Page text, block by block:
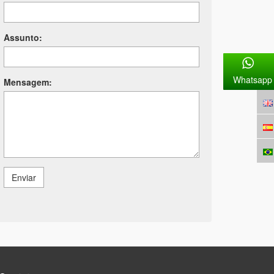
Whatsapp
Assunto:
Mensagem:
Enviar